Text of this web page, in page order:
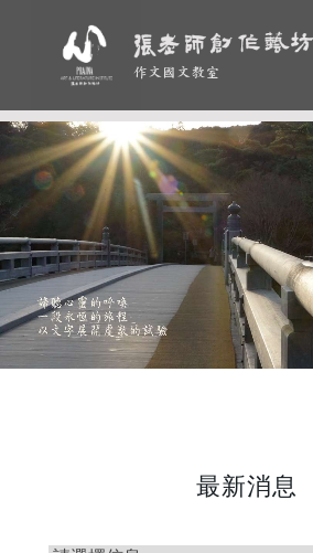
作文國文教室
最新消息